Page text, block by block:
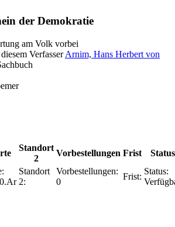
der Demokratie
am Volk vorbei
Verfasser Arnim, Hans Herbert von
Standort
2
Vorbestellungen Frist
Status
Standort
2:
Vorbestellungen:
0
Frist:
Status: